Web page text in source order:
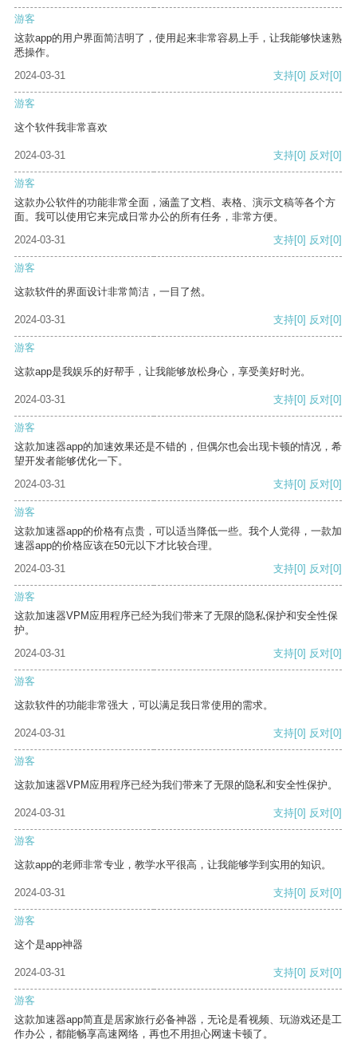
游客
这款app的用户界面简洁明了，使用起来非常容易上手，让我能够快速熟
悉操作。
2024-03-31
支持[0] 反对[0]
游客
这个软件我非常喜欢
2024-03-31 支持[0] 反对[0]
游客
这款办公软件的功能非常全面，涵盖了文档、表格、演示文稿等各个方
面。我可以使用它来完成日常办公的所有任务，非常方便。
2024-03-31
支持[0] 反对[0]
游客
这款软件的界面设计非常简洁，一目了然。
2024-03-31 支持[0] 反对[0]
游客
这款app是我娱乐的好帮手，让我能够放松身心，享受美好时光。
2024-03-31 支持[0] 反对[0]
游客
这款加速器app的加速效果还是不错的，但偶尔也会出现卡顿的情况，希
望开发者能够优化一下。
2024-03-31
支持[0] 反对[0]
游客
这款加速器app的价格有点贵，可以适当降低一些。我个人觉得，一款加
速器app的价格应该在50元以下才比较合理。
2024-03-31
支持[0] 反对[0]
游客
这款加速器VPM应用程序已经为我们带来了无限的隐私保护和安全性保
护。
2024-03-31
支持[0] 反对[0]
游客
这款软件的功能非常强大，可以满足我日常使用的需求。
2024-03-31 支持[0] 反对[0]
游客
这款加速器VPM应用程序已经为我们带来了无限的隐私和安全性保护。
2024-03-31 支持[0] 反对[0]
游客
这款app的老师非常专业，教学水平很高，让我能够学到实用的知识。
2024-03-31 支持[0] 反对[0]
游客
这个是app神器
2024-03-31 支持[0] 反对[0]
游客
这款加速器app简直是居家旅行必备神器，无论是看视频、玩游戏还是工
作办公，都能畅享高速网络，再也不用担心网速卡顿了。